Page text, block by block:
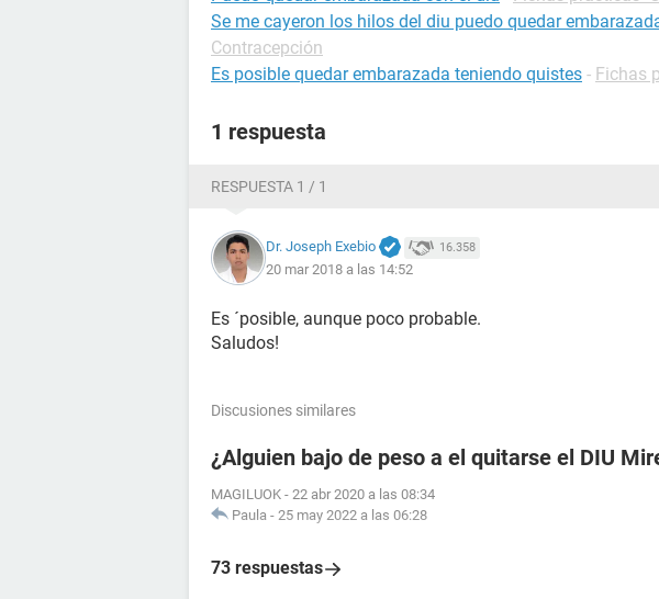
Se me cayeron los hilos del diu puedo quedar
Contracepción
Es posible quedar embarazada teniendo quistes - Fichas
1 respuesta
RESPUESTA 1 / 1
Dr. Joseph Exebio 16.358
20 mar 2018 a las 14:52
Es ´posible, aunque poco probable.
Saludos!
Discusiones similares
¿Alguien bajo de peso a el quitarse el DIU
MAGILUOK - 22 abr 2020 a las 08:34
Paula - 25 may 2022 a las 06:28
73 respuestas